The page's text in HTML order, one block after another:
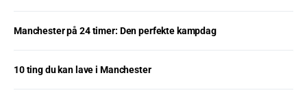
Manchester på 24 timer: Den perfekte kampdag
10 ting du kan lave i Manchester